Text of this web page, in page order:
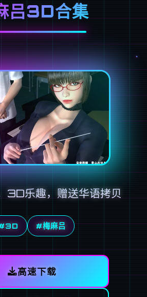
吕3D合集
3D乐趣，赠送华语拷贝
#梅麻吕
高速下载